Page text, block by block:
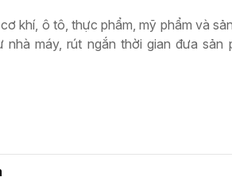
khí, ô tô, thực phẩm, mỹ phẩm và
máy, rút ngắn thời gian đưa sản